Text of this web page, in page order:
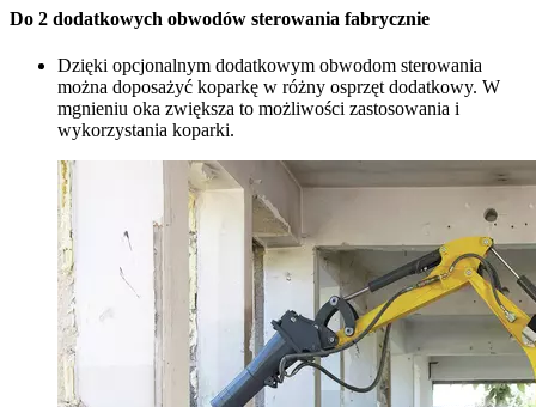
Do 2 dodatkowych obwodów sterowania fabrycznie
Dzięki opcjonalnym dodatkowym obwodom sterowania
można doposażyć koparkę w różny osprzęt dodatkowy. W
mgnieniu oka zwiększa to możliwości zastosowania i
wykorzystania koparki.